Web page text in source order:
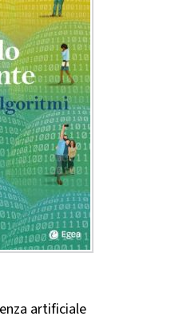
artificiale